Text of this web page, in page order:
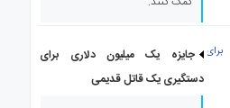
جایزه یک میلیون دلاری برای
دستگیری یک قاتل قدیمی